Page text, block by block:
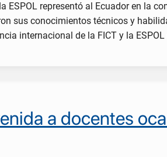
ESPOL representó al Ecuador en la
sus conocimientos técnicos y
internacional de la FICT y la
a docentes